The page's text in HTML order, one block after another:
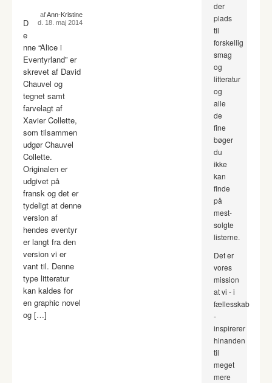
afAnn-Kristine
d. 18. maj 2014
D
e
nne “Alice i
Eventyrland” er
skrevet af David
Chauvel og
tegnet samt
farvelagt af
Xavier Collette,
som tilsammen
udgør Chauvel
Collette.
Originalen er
udgivet på
fransk og det er
tydeligt at denne
version af
hendes eventyr
er langt fra den
version vi er
vant til. Denne
type litteratur
kan kaldes for
en graphic novel
og […]
der
plads
til
forskellig
smag
og
litteratur
og
alle
de
fine
bøger
du
ikke
kan
finde
på
mest-
solgte
listerne.
Det er
vores
mission
at vi - i
fællesskab
-
inspirerer
hinanden
til
meget
mere